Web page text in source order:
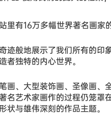
里有16万多幅世界著名画家
迹般地展示了我们所有的
者独特的内心世界。
画、大型装饰画、圣像画
名艺术家画作的过程仍笼
状与雄伟深刻的作品主题。